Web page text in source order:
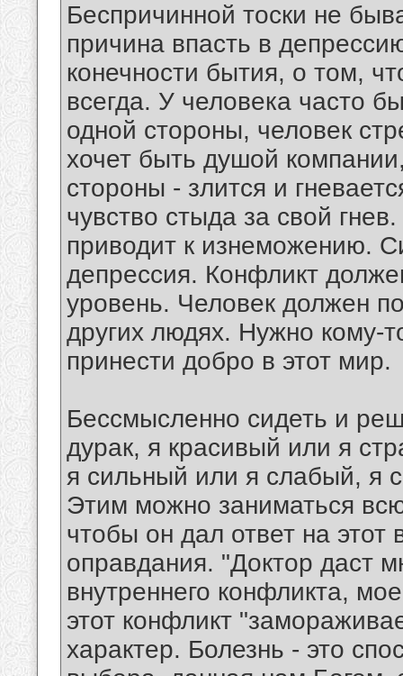
Беспричинной тоски не
причина впасть в
конечности бытия, о том,
всегда. У человека часто
одной стороны, человек
хочет быть душой
стороны - злится и
чувство стыда за свой
приводит к изнеможению.
депрессия. Конфликт
уровень. Человек должен
других людях. Нужно кому-
принести добро в этот мир.
Бессмысленно сидеть и
дурак, я красивый или я
я сильный или я слабый, я
Этим можно заниматься
чтобы он дал ответ на этот
оправдания. "Доктор даст
внутреннего конфликта,
этот конфликт
характер. Болезнь - это